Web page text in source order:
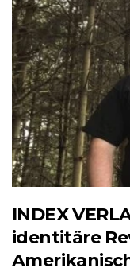
INDEX
identitäre